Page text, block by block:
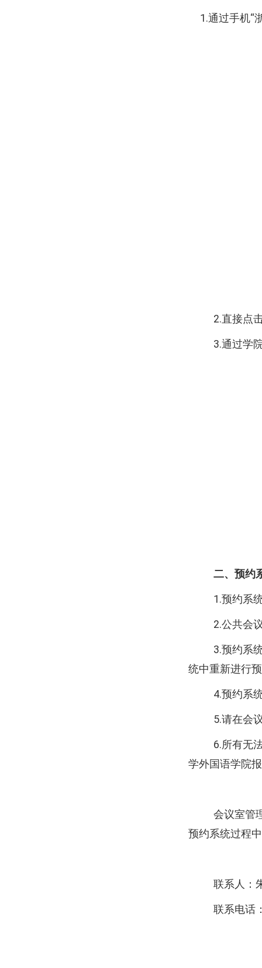
1.通过手机“
2.直接点
3.通过学
二、预约
1.预约系
2.公共会
3.预约系
统中重新进行
4.预约系
5.请在会
6.所有无
学外国语学院
会议室管
预约系统过程
联系人：
联系电话